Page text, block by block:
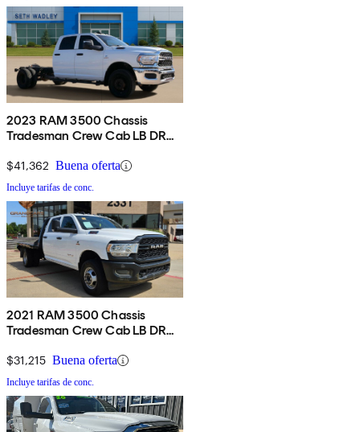
2023 RAM 3500 Chassis
Tradesman Crew Cab LB DRW
$41,362 Buena oferta
Incluye tarifas de conc.
2021 RAM 3500 Chassis
Tradesman Crew Cab LB DRW
$31,215 Buena oferta
Incluye tarifas de conc.